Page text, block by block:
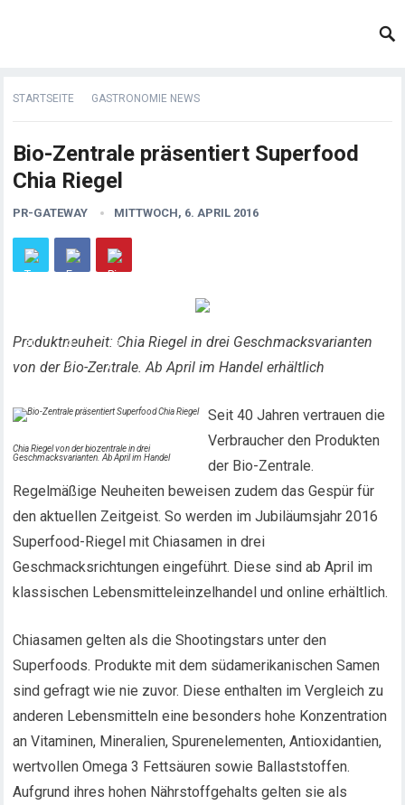
STARTSEITE GASTRONOMIE NEWS
Bio-Zentrale präsentiert Superfood
Chia Riegel
PR-GATEWAY MITTWOCH, 6. APRIL 2016
Produktneuheit: Chia Riegel in drei Geschmacksvarianten
von der Bio-Zentrale. Ab April im Handel erhältlich
Chia Riegel von der biozentrale in drei
Geschmacksvarianten. Ab April im Handel
Seit 40 Jahren vertrauen die
Verbraucher den Produkten
der Bio-Zentrale.
Regelmäßige Neuheiten beweisen zudem das Gespür für
den aktuellen Zeitgeist. So werden im Jubiläumsjahr 2016
Superfood-Riegel mit Chiasamen in drei
Geschmacksrichtungen eingeführt. Diese sind ab April im
klassischen Lebensmitteleinzelhandel und online erhältlich.
Chiasamen gelten als die Shootingstars unter den
Superfoods. Produkte mit dem südamerikanischen Samen
sind gefragt wie nie zuvor. Diese enthalten im Vergleich zu
anderen Lebensmitteln eine besonders hohe Konzentration
an Vitaminen, Mineralien, Spurenelementen, Antioxidantien,
wertvollen Omega 3 Fettsäuren sowie Ballaststoffen.
Aufgrund ihres hohen Nährstoffgehalts gelten sie als